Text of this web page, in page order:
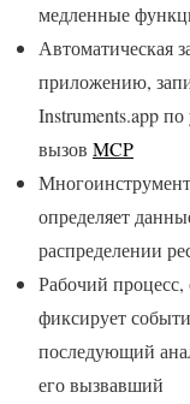
медленные
Автоматическая
приложению,
Instruments.app
вызов MCP
определяет
распределении
Рабочий
фиксирует
последующий
его вызвавший